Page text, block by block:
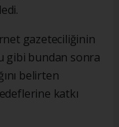
gazeteciliğinin
gibi bundan sonra
belirten
katkı